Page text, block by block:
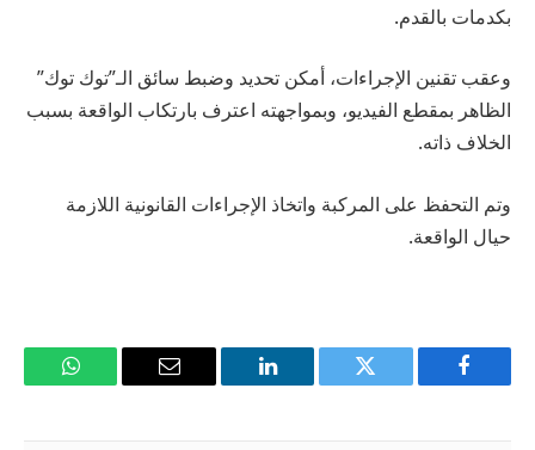
بكدمات بالقدم.
وعقب تقنين الإجراءات، أمكن تحديد وضبط سائق الـ”توك توك”
الظاهر بمقطع الفيديو، وبمواجهته اعترف بارتكاب الواقعة بسبب
الخلاف ذاته.
وتم التحفظ على المركبة واتخاذ الإجراءات القانونية اللازمة
حيال الواقعة.
فيسبوك تويتر لينكدإن
البريد
واتساب